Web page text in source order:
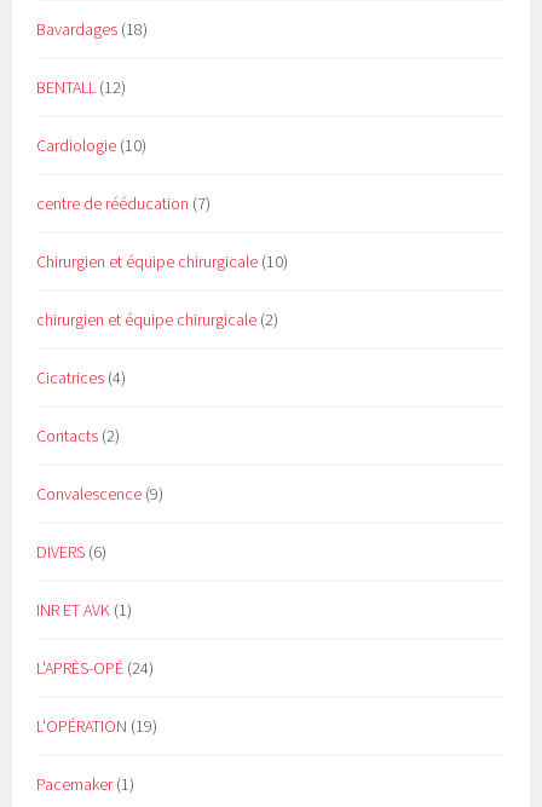
Bavardages (18)
BENTALL (12)
Cardiologie (10)
centre de rééducation (7)
Chirurgien et équipe chirurgicale (10)
chirurgien et équipe chirurgicale (2)
Cicatrices (4)
Contacts (2)
Convalescence (9)
DIVERS (6)
INR ET AVK (1)
L'APRÈS-OPÉ (24)
L'OPÉRATION (19)
Pacemaker(1)